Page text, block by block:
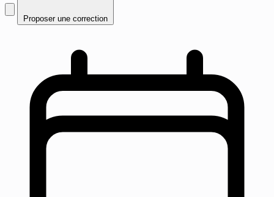
Proposer une correction